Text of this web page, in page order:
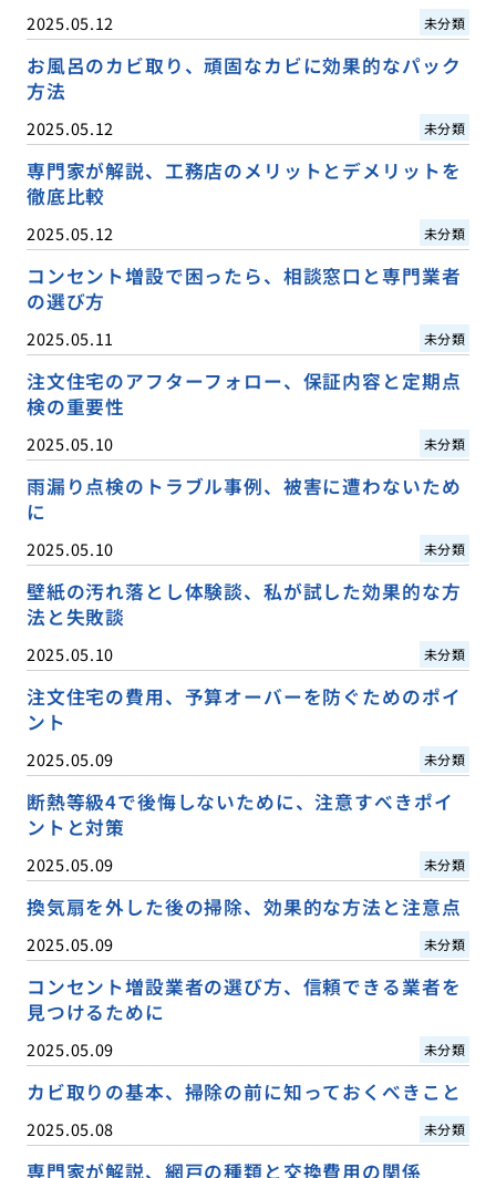
2025.05.12 未分類
お風呂のカビ取り、頑固なカビに効果的なパック
方法
2025.05.12 未分類
専門家が解説、工務店のメリットとデメリットを
徹底比較
2025.05.12 未分類
コンセント増設で困ったら、相談窓口と専門業者
の選び方
2025.05.11 未分類
注文住宅のアフターフォロー、保証内容と定期点
検の重要性
2025.05.10 未分類
雨漏り点検のトラブル事例、被害に遭わないため
に
2025.05.10 未分類
壁紙の汚れ落とし体験談、私が試した効果的な方
法と失敗談
2025.05.10 未分類
注文住宅の費用、予算オーバーを防ぐためのポイ
ント
2025.05.09 未分類
断熱等級4で後悔しないために、注意すべきポイ
ントと対策
2025.05.09 未分類
換気扇を外した後の掃除、効果的な方法と注意点
2025.05.09 未分類
コンセント増設業者の選び方、信頼できる業者を
見つけるために
2025.05.09 未分類
カビ取りの基本、掃除の前に知っておくべきこと
2025.05.08 未分類
専門家が解説、網戸の種類と交換費用の関係